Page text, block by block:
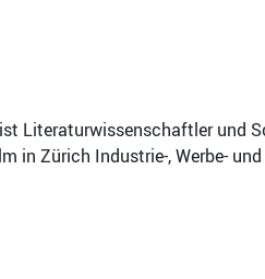
Literaturwissenschaftler
in Zürich Industrie-, Werbe-